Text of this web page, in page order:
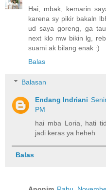
Hai, mbak, kemarin
karena sy pikir bakaln
ud saya goreng, ga
next klo mw bikin lg,
suami ak bilang enak :)
Balas
Balasan
Endang Indriani
PM
hai mba Loria, hati
jadi keras ya heheh
Balas